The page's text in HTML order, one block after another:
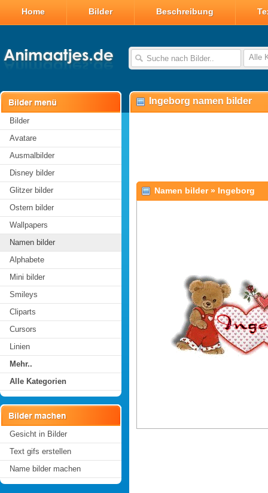
Home Bilder Beschreibung
Alle
Bilder
Avatare
Ausmalbilder
Disney bilder
Glitzer bilder
Ostern bilder
Wallpapers
Namen bilder
Alphabete
Mini bilder
Smileys
Cliparts
Cursors
Linien
Mehr..
Alle Kategorien
Gesicht in Bilder
Text gifs erstellen
Name bilder machen
Ingeborg namen bilder
Namen bilder» Ingeborg